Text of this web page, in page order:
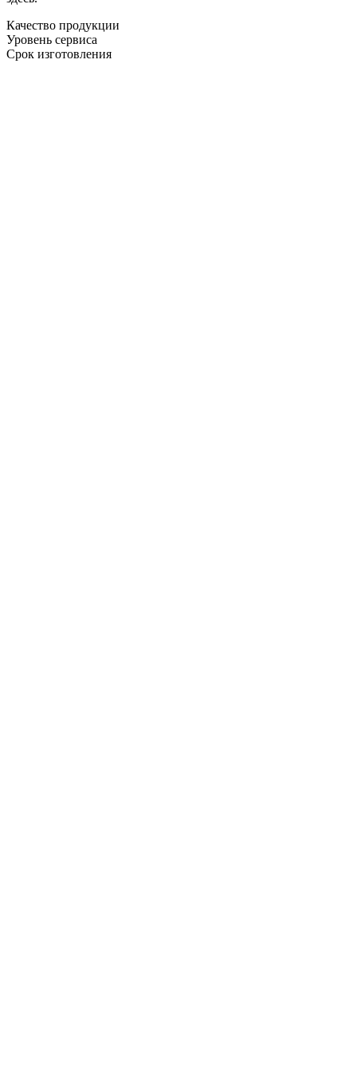
Качество продукции
Уровень сервиса
Срок изготовления